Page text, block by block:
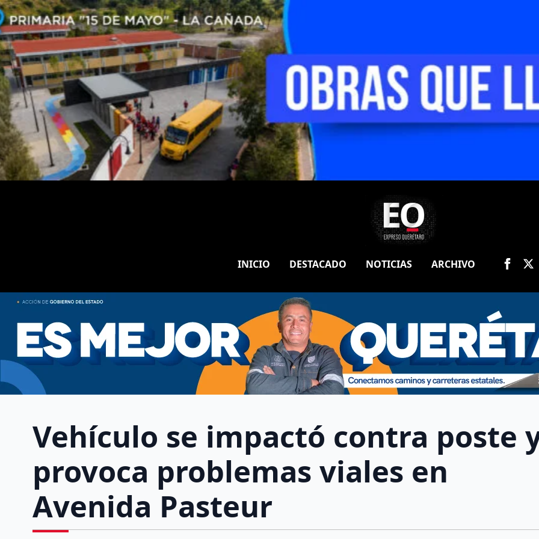
INICIO DESTACADO NOTICIAS ARCHIVO
Vehículo se impactó contra poste
provoca problemas viales en
Avenida Pasteur